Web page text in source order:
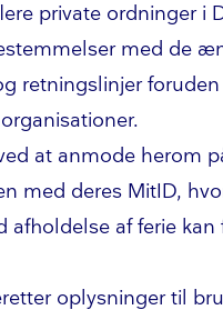
private ordninger i
med de
retningslinjer
at anmode herom
med deres MitID,
af ferie kan
oplysninger til